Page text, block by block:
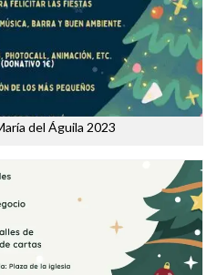
del Águila 2023